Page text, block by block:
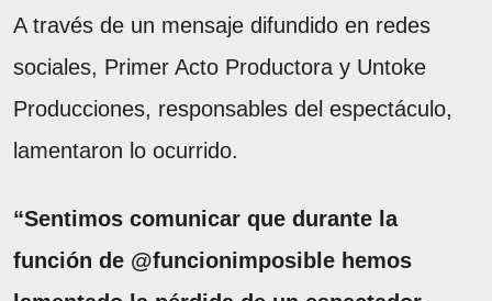
A través de un mensaje difundido en redes
sociales, Primer Acto Productora y Untoke
Producciones, responsables del espectáculo,
lamentaron lo ocurrido.
“Sentimos comunicar que durante la
función de @funcionimposible hemos